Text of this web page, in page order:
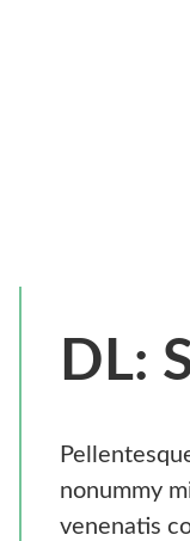
DL:
nonummy
venenatis